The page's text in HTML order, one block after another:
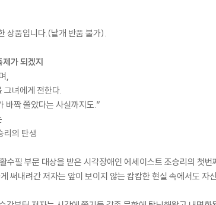
상품입니다.(낱개 반품 불가).
가 되겠지
,
그녀에게 전한다.
바짝 쫄았다는 사실까지도.”
리의 탄생
수필 부문 대상을 받은 시각장애인 에세이스트 조승리의 첫
써내려간 저자는 앞이 보이지 않는 캄캄한 현실 속에서도 자